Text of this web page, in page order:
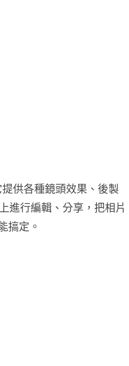
供各種鏡頭效果、後製
進行編輯、分享，把相片
搞定。